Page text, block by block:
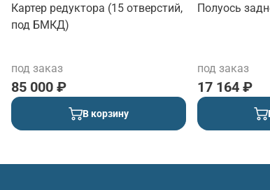
Картер редуктора (15 отверстий,
под БМКД)
под заказ
85 000 ₽
В корзину
Полуось
под заказ
17 164 ₽